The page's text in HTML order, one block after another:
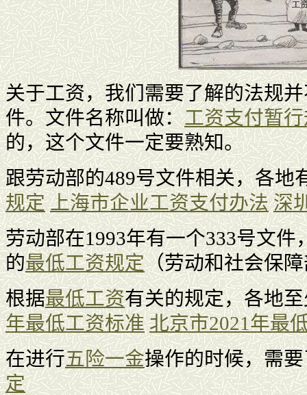
关于工资，我们需要了解的法规
件。文件名称叫做：工资支付暂
的，这个文件一定要熟知。
跟劳动部的489号文件相关，各地
规定 上海市企业工资支付办法 深
劳动部在1993年有一个333号文件
的最低工资规定（劳动和社会保
根据最低工资有关的规定，各地
年最低工资标准 北京市2021年最
在进行五险一金操作的时候，需
定